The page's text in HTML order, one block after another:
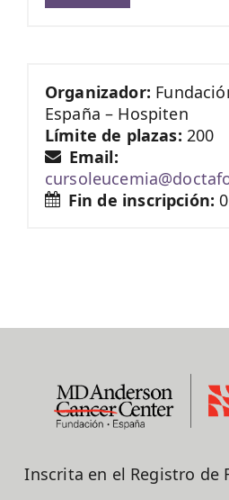
Organizador:
España – Hospiten
Límite de plazas: 200
Email:
Fin de inscripción:
Inscrita en el Registro de